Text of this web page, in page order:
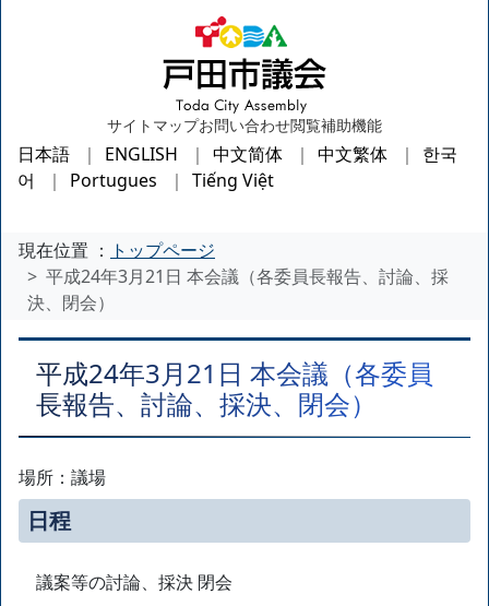
サイトマップお問い合わせ閲覧補助機能
日本語 ENGLISH 中文简体 中文繁体
한국
어
Portugues Tiếng Việt
現在位置 ： トップページ
平成24年3月21日 本会議（各委員長報告、討論、採
決、閉会）
平成24年3月21日 本会議（各委員
長報告、討論、採決、閉会）
場所：議場
日程
議案等の討論、採決 閉会